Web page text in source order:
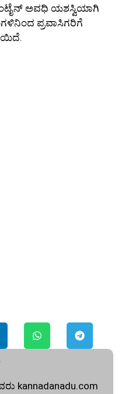
ಅವಧಿ ಯಶಸ್ವಿಯಾಗಿ
ಪ್ರವಾಸಿಗರಿಗೆ
kannadanadu.com